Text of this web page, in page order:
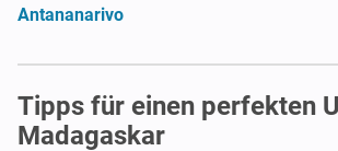
Antananarivo
Tipps für einen perfekten
Madagaskar